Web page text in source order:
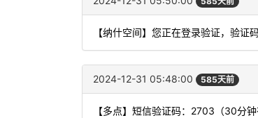
【纳什空间】您正在登录验证，验证
2024-12-31 05:48:00 585天前
【多点】短信验证码：2703（30分钟